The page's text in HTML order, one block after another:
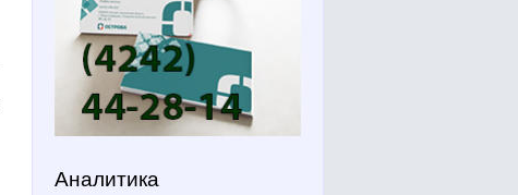
Аналитика